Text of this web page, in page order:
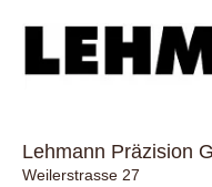
Lehmann Präzision
Weilerstrasse 27